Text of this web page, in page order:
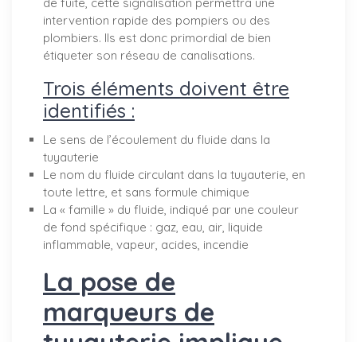
intervention rapide des pompiers ou des
plombiers. Ils est donc primordial de bien
étiqueter son réseau de canalisations.
Trois éléments doivent être
identifiés :
Le sens de l’écoulement du fluide dans la
tuyauterie
Le nom du fluide circulant dans la tuyauterie, en
toute lettre, et sans formule chimique
La « famille » du fluide, indiqué par une couleur
de fond spécifique : gaz, eau, air, liquide
inflammable, vapeur, acides, incendie
La pose de
marqueurs de